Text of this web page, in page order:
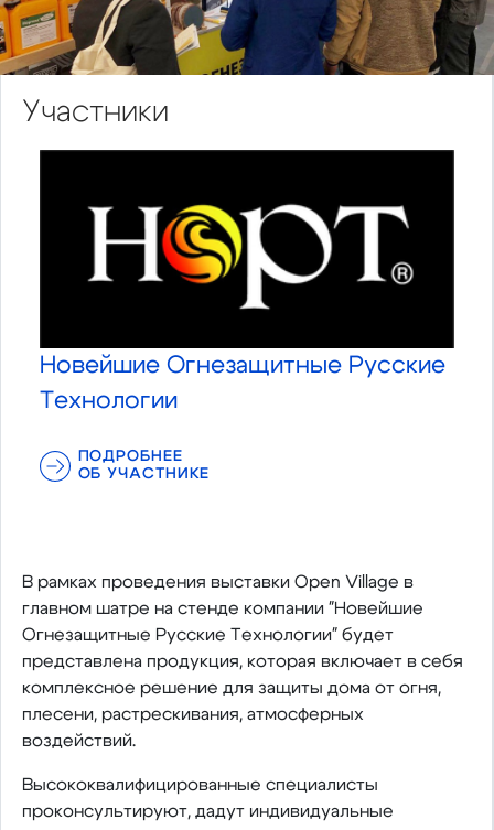
Участники
Новейшие Огнезащитные Русские
Технологии
ПОДРОБНЕЕ
ОБ УЧАСТНИКЕ
В рамках проведения выставки Open Village в
главном шатре на стенде компании "Новейшие
Огнезащитные Русские Технологии" будет
представлена продукция, которая включает в себя
комплексное решение для защиты дома от огня,
плесени, растрескивания, атмосферных
воздействий.
Высококвалифицированные специалисты
проконсультируют, дадут индивидуальные